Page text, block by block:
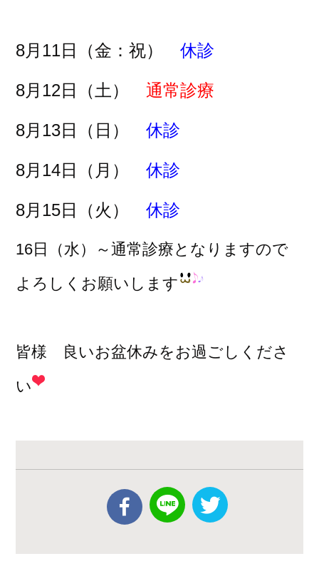
8月11日（金：祝）休診
8月12日（土）通常診療
8月13日（日）休診
8月14日（月）休診
8月15日（火）休診
16日（水）～通常診療となりますので
よろしくお願いします
皆様 良いお盆休みをお過ごしくださ
い